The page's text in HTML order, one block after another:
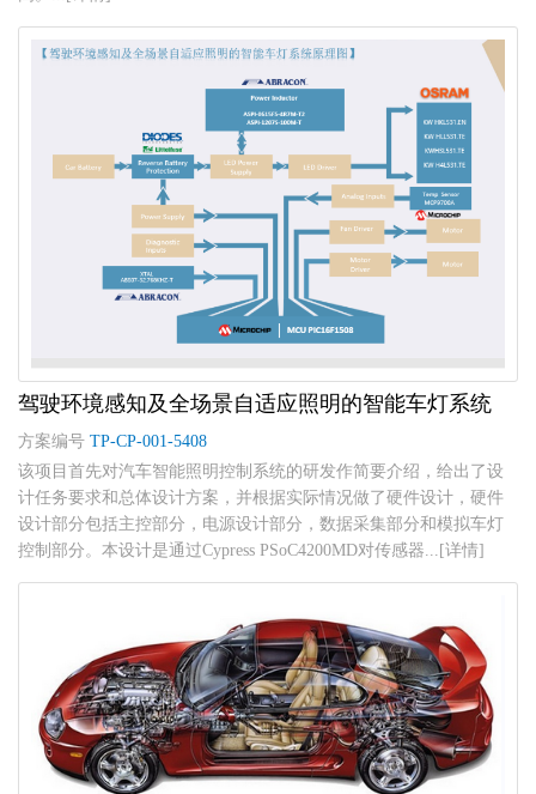
驾驶环境感知及全场景自适应照明的智能车灯系统
方案编号 TP-CP-001-5408
该项目首先对汽车智能照明控制系统的研发作简要介绍，给出了设
计任务要求和总体设计方案，并根据实际情况做了硬件设计，硬件
设计部分包括主控部分，电源设计部分，数据采集部分和模拟车灯
控制部分。本设计是通过Cypress PSoC4200MD对传感器...[详情]